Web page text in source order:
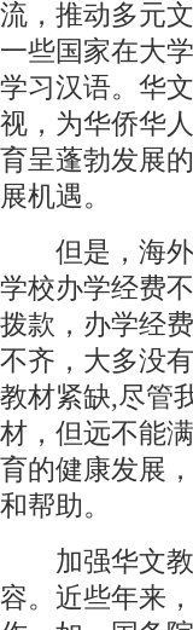
流，推动多元
一些国家在大
学习汉语。华
视，为华侨华
育呈蓬勃发展
展机遇。
但是，海外
学校办学经费
拨款，办学经
不齐，大多没
教材紧缺,尽管
材，但远不能
育的健康发展
和帮助。
加强华文教
容。近些年来